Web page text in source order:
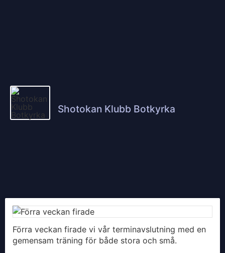
Shotokan Klubb Botkyrka
Förra veckan firade vi vår terminavslutning med en
gemensam träning för både stora och små.